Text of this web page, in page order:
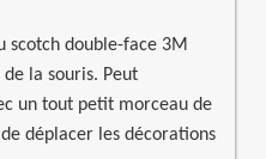
scotch double-face 3M
la souris. Peut
un tout petit morceau de
déplacer les décorations